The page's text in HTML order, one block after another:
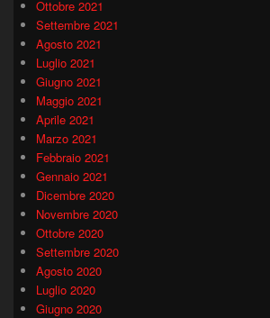
Ottobre 2021
Settembre 2021
Agosto 2021
Luglio 2021
Giugno 2021
Maggio 2021
Aprile 2021
Marzo 2021
Febbraio 2021
Gennaio 2021
Dicembre 2020
Novembre 2020
Ottobre 2020
Settembre 2020
Agosto 2020
Luglio 2020
Giugno 2020